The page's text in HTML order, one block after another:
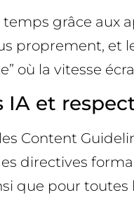
grâce aux
proprement, et
où la vitesse
IA et
Content
directives
que pour toutes